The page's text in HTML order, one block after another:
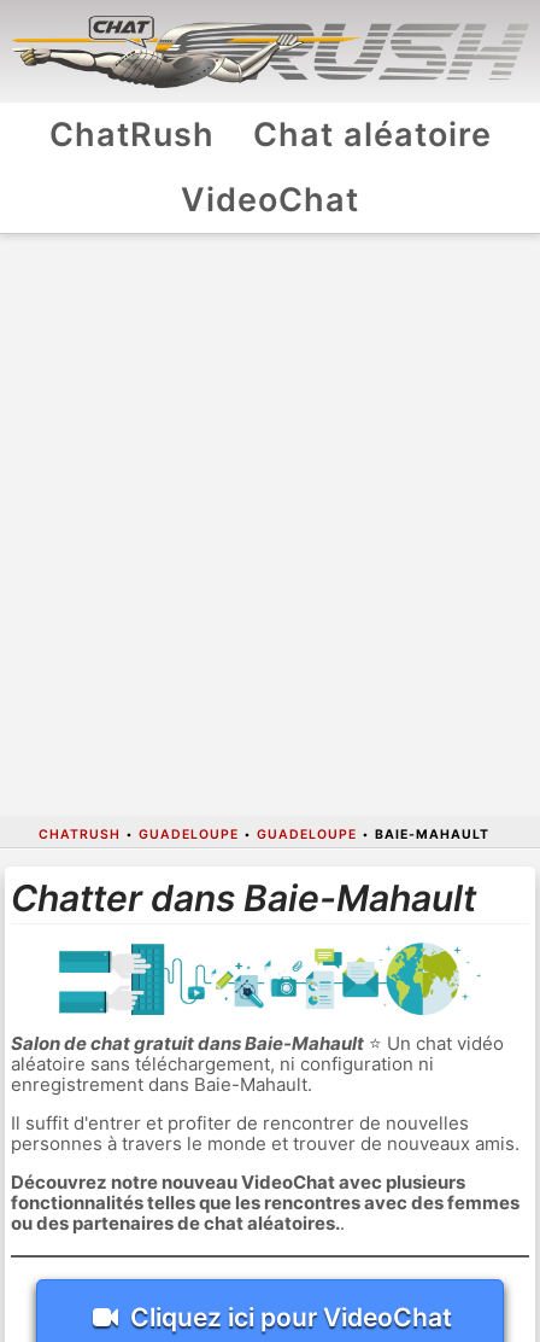
ChatRush
Chat aléatoire
VideoChat
CHATRUSH • GUADELOUPE • GUADELOUPE • BAIE-MAHAULT
Chatter dans Baie-Mahault
Salon de chat gratuit dans Baie-Mahault⭐ Un chat vidéo
aléatoire sans téléchargement, ni configuration ni
enregistrement dans Baie-Mahault.
Il suffit d'entrer et profiter de rencontrer de nouvelles
personnes à travers le monde et trouver de nouveaux amis.
Découvrez notre nouveau VideoChat avec plusieurs
fonctionnalités telles que les rencontres avec des femmes
ou des partenaires de chat aléatoires..
Cliquez ici pour VideoChat